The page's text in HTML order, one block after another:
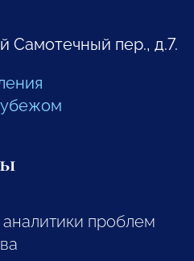
Самотечный пер., д.7.
проблем